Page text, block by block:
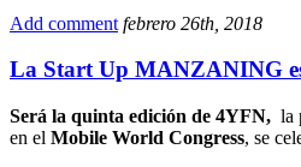
Compartir
Add comment febrero 26th, 2018
La Start Up MANZANING
Será la quinta edición de 4YFN, la
en el Mobile World Congress, se